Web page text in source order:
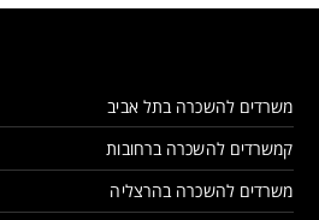
משרדים להשכרה בתל אביב
קמשרדים להשכרה ברחובות
משרדים להשכרה בהרצליה